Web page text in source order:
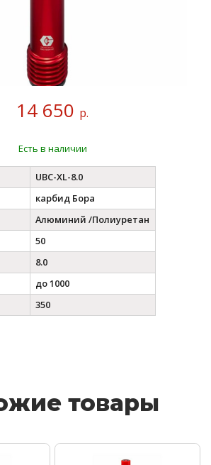
14 650 р.
Есть в наличии
UBC-XL-8.0
карбид Бора
Алюминий /Полиуретан
50
8.0
до 1000
350
товары